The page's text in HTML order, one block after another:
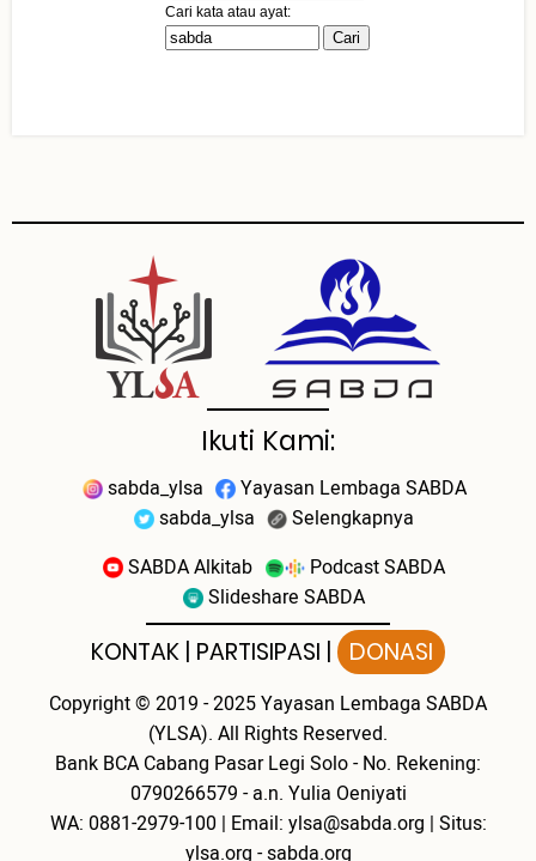
Ikuti Kami:
sabda_ylsa
Yayasan Lembaga SABDA
sabda_ylsa
Selengkapnya
SABDA Alkitab
Podcast SABDA
Slideshare SABDA
KONTAK | PARTISIPASI | DONASI
Copyright© 2019 - 2025Yayasan Lembaga SABDA
(YLSA). All Rights Reserved.
Bank BCA Cabang Pasar Legi Solo - No. Rekening:
0790266579 - a.n. Yulia Oeniyati
WA: 0881-2979-100 | Email: ylsa@sabda.org | Situs:
ylsa.org -sabda.org